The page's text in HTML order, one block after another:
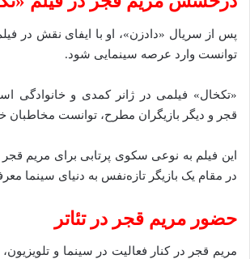
پس از سریال «دادزن»، او با ایفای نقش در
توانست وارد عرصه سینمایی شود.
«تکخال» فیلمی در ژانر کمدی و خانوادگی
قجر و دیگر بازیگران مطرح، توانست مخاطبان
این فیلم به نوعی سکوی پرتابی برای مریم
در مقام یک بازیگر تازه‌نفس به دنیای سینما
حضور مریم قجر در تئاتر
مریم قجر در کنار فعالیت در سینما و تلویزیون،